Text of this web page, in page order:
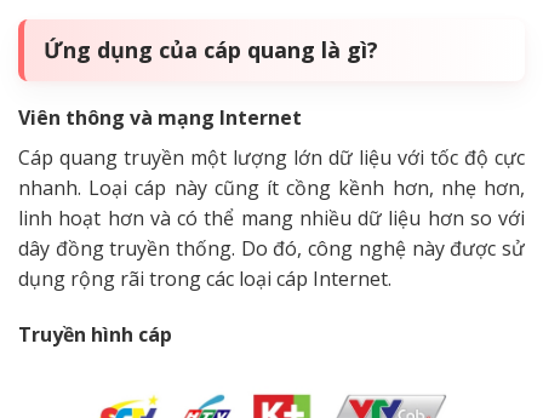
Ứng dụng của cáp quang là gì?
Viên thông và mạng Internet
Cáp quang truyền một lượng lớn dữ liệu với tốc độ cực
nhanh. Loại cáp này cũng ít cồng kềnh hơn, nhẹ hơn,
linh hoạt hơn và có thể mang nhiều dữ liệu hơn so với
dây đồng truyền thống. Do đó, công nghệ này được sử
dụng rộng rãi trong các loại cáp Internet.
Truyền hình cáp